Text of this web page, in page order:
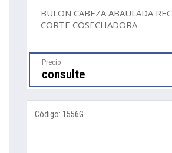
BULON CABEZA ABAULADA
CORTE COSECHADORA
Precio
consulte
Código: 1556G